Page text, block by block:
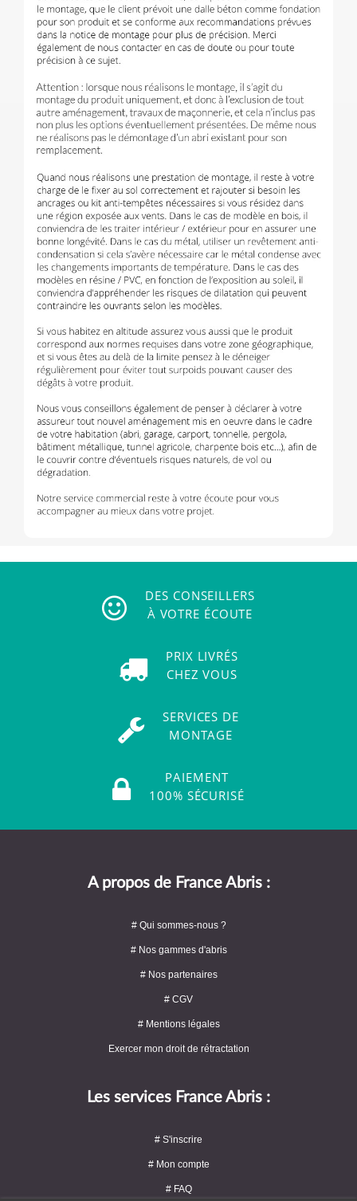
DES CONSEILLERS
À VOTRE ÉCOUTE
PRIX LIVRÉS
CHEZ VOUS
SERVICES DE
MONTAGE
PAIEMENT
100% SÉCURISÉ
A propos de France Abris :
# Qui sommes-nous ?
# Nos gammes d'abris
# Nos partenaires
# CGV
# Mentions légales
Exercer mon droit de rétractation
Les services France Abris :
# S'inscrire
# Mon compte
# FAQ